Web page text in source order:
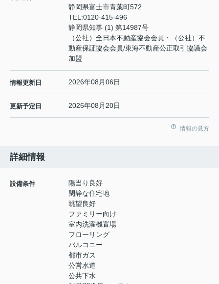
静岡県富士市青葉町572
TEL:0120-415-496
静岡県知事 (1) 第14987号
（公社）全日本不動産協会会員・（公社）不
動産保証協会会員/東海不動産公正取引協議会
加盟
情報更新日 2026年08月06日
更新予定日 2026年08月20日
情報の見方
詳細情報
設備条件
陽当り良好
閑静な住宅地
眺望良好
ファミリー向け
室内洗濯機置場
フローリング
バルコニー
都市ガス
公営水道
公共下水